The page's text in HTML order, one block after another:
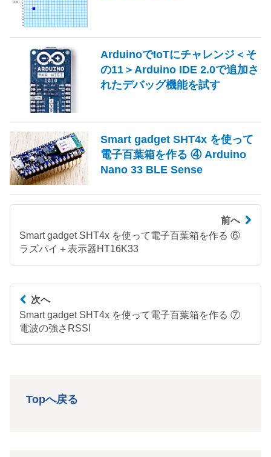
ArduinoでIoTにチャレンジ＜そ
の11＞Arduino IDE 2.0で追加さ
れたデバッグ機能を試す
Smart gadget SHT4x を使って
電子百葉箱を作る ④ Arduino
Nano 33 BLE Sense
前へ
Smart gadget SHT4x を使って電子百葉箱を作る ⑥
ラズパイ＋表示器HT16K33
次へ
Smart gadget SHT4x を使って電子百葉箱を作る ⑦
電波の強さRSSI
Topへ戻る